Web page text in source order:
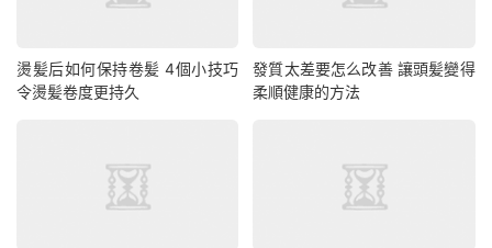
燙髪后如何保持卷髪 4個小技巧
令燙髪卷度更持久
發質太差要怎么改善 讓頭髪變得
柔順健康的方法